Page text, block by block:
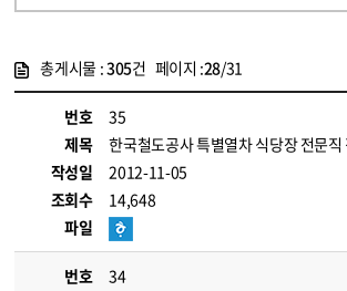
총게시물 :305건 페이지 :28/31
번호
35
제목
한국철도공사 특별열차 식당장 전문직
작성일
2012-11-05
조회수
14,648
파일
번호
34